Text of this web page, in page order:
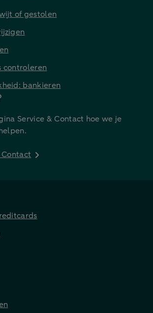
of gestolen
controleren
bankieren
Service & Contact hoe we je